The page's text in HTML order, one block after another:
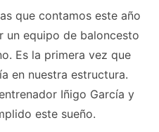
que contamos este año
un equipo de baloncesto
Es la primera vez que
en nuestra estructura.
Iñigo García y
este sueño.